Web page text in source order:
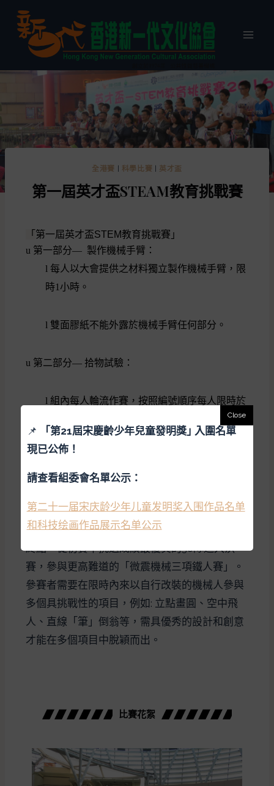
全港賽 | 科學比賽 | 英才盃
第一屆英才盃STEAM教育挑戰賽
「 第一屆英才盃STEM教育挑戰賽」
u 第一部分— 製作機械手臂 ：
l 每人以大會提供之材料獨立製作機械手臂 ，限
時1 小時。
l 雙面膠紙不能外露於機械手臂任何部分。
u 第二部分— 拾物試驗：
l 組內每人輪流作賽，按照編號 順序每人限時於
分鐘內拾取比賽範圍板上之物件，然後整
件放進旁邊之垃圾桶內方算得分。
本屆賽事分了小學組和初中組兩個界別，初賽以
學生利用機械人以隊際接力賽的形式穿越賽道上
的各種障礙物，並在限時內運送最多的乒乓球至
終點。從初賽中挑選成績最優異的30隊進入決
賽，參與更高難道的「微震機械三項鐵人賽」。
參賽者需要在限時內來以自行改裝的機械人參與
多個具挑戰性的項目，例如: 立點畫圓、空中飛
人、直線「筆」倒翁等，需具優秀的設計和創意
才能在多個項目中脫穎而出。
比賽花絮
📌 「第21屆宋慶齡少年兒童發明獎｣ 入圍名單
現已公佈！
請查看組委會名單公示：
第二十一届宋庆龄少年儿童发明奖入围作品名单
和科技绘画作品展示名单公示